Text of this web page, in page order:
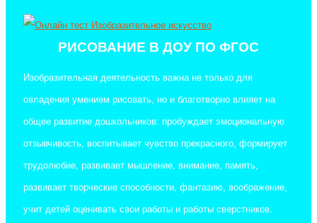
РИСОВАНИЕ В ДОУ ПО ФГОС
Изобразительная деятельность важна не только для
овладения умением рисовать, но и благотворно влияет на
общее развитие дошкольников: пробуждает эмоциональную
отзывчивость, воспитывает чувство прекрасного, формирует
трудолюбие, развивает мышление, внимание, память,
развивает творческие способности, фантазию, воображение,
учит детей оценивать свои работы и работы сверстников.